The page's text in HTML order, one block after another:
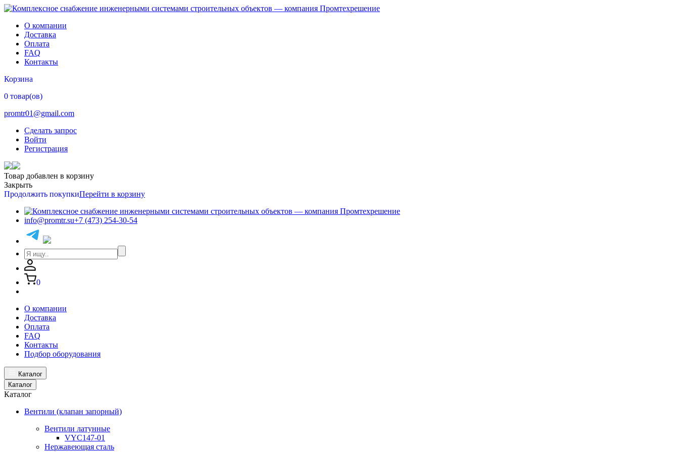
О компании
Доставка
Оплата
FAQ
Контакты
Корзина
0 товар(ов)
promtr01@gmail.com
Сделать запрос
Войти
Регистрация
Товар добавлен в корзину
Закрыть
Продолжить покупкиПерейти в корзину
info@promtr.su+7 (473) 254-30-54
0
О компании
Доставка
Оплата
FAQ
Контакты
Подбор оборудования
Каталог
Каталог
Каталог
Вентили (клапан запорный)
Вентили латунные
VYC147-01
Нержавеющая сталь